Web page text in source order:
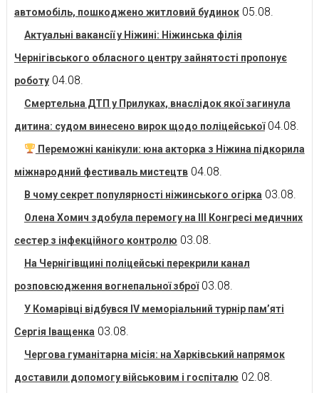
автомобіль, пошкоджено житловий будинок 05.08.
Актуальні вакансії у Ніжині: Ніжинська філія
Чернігівського обласного центру зайнятості пропонує
роботу 04.08.
Смертельна ДТП у Прилуках, внаслідок якої загинула
дитина: судом винесено вирок щодо поліцейської 04.08.
Переможні канікули: юна акторка з Ніжина підкорила
міжнародний фестиваль мистецтв 04.08.
В чому секрет популярності ніжинського огірка 03.08.
Олена Хомич здобула перемогу на ІІІ Конгресі медичних
сестер з інфекційного контролю 03.08.
На Чернігівщині поліцейські перекрили канал
розповсюдження вогнепальної зброї 03.08.
У Комарівці відбувся IV меморіальний турнір пам’яті
Сергія Іващенка 03.08.
Чергова гуманітарна місія: на Харківський напрямок
доставили допомогу військовим і госпіталю 02.08.